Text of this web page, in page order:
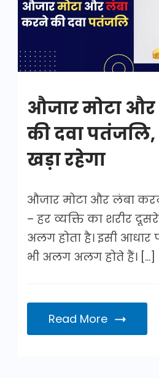
लंबा
करने
की
दवा
औजार मोटा
की दवा
खड़ा रहेगा
औजार मोटा और लंबा
– हर व्यक्ति का शरीर
अलग होता है। इसी आधार
भी अलग अलग होते हैं। […]
Read More